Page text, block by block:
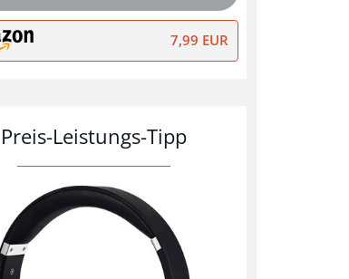
7,99 EUR
Preis-Leistungs-Tipp